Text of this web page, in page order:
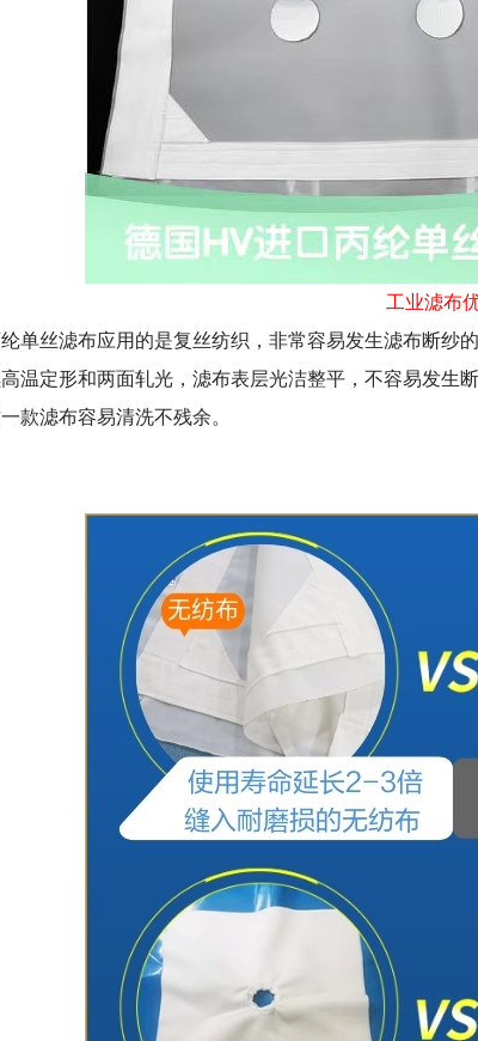
工业滤布
单丝滤布应用的是复丝纺织，非常容易发生滤布断纱
温定形和两面轧光，滤布表层光洁整平，不容易发生
款滤布容易清洗不残余。